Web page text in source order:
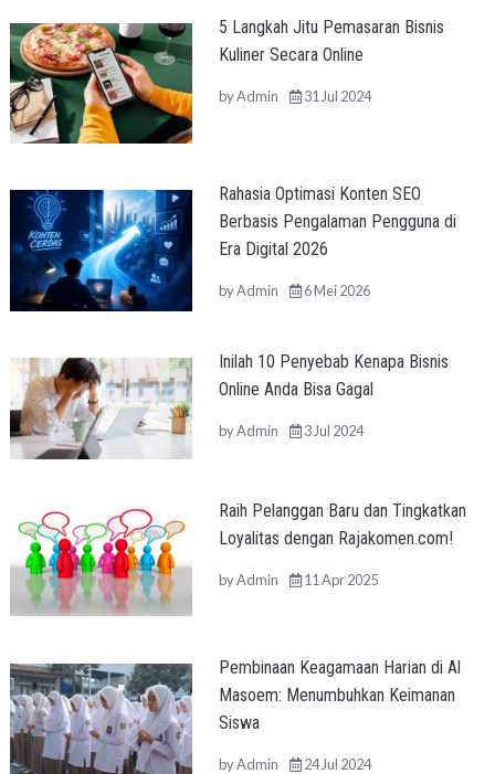
5 Langkah Jitu Pemasaran Bisnis
Kuliner Secara Online
byAdmin 31 Jul 2024
Rahasia Optimasi Konten SEO
Berbasis Pengalaman Pengguna di
Era Digital 2026
byAdmin 6 Mei 2026
Inilah 10 Penyebab Kenapa Bisnis
Online Anda Bisa Gagal
byAdmin 3 Jul 2024
Raih Pelanggan Baru dan Tingkatkan
Loyalitas dengan Rajakomen.com!
byAdmin 11 Apr 2025
Pembinaan Keagamaan Harian di Al
Masoem: Menumbuhkan Keimanan
Siswa
byAdmin 24 Jul 2024